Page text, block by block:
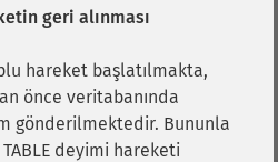
geri alınması
hareket başlatılmakta,
önce veritabanında
gönderilmektedir. Bununla
deyimi hareketi